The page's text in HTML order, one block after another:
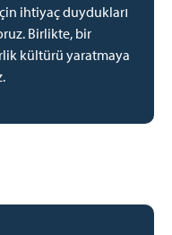
ihtiyaç duydukları
Birlikte, bir
kültürü yaratmaya